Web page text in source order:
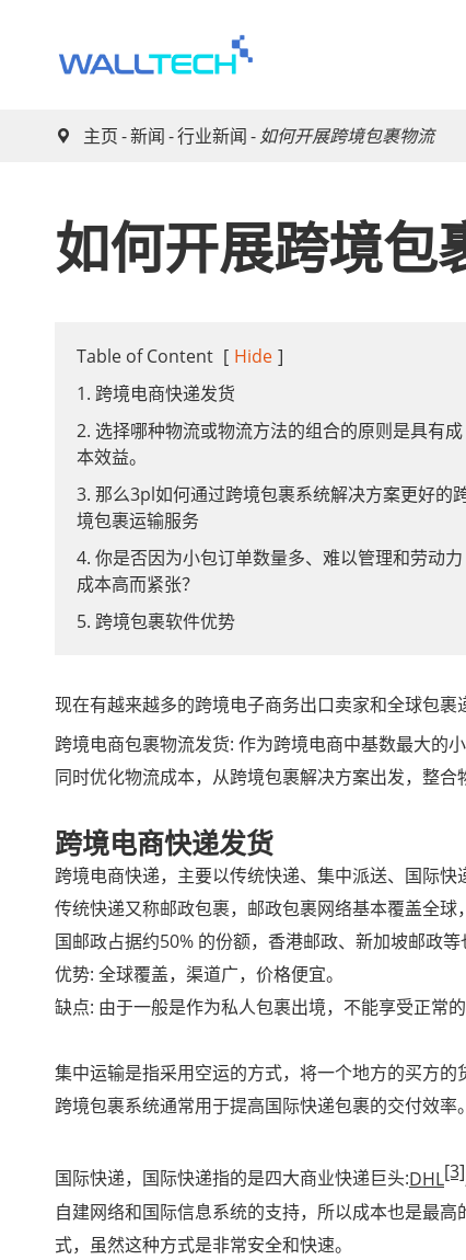
 主页 新闻 行业新闻 如何开展跨境包裹物流
如何开展跨境包
Table of Content [ Hide ]
1. 跨境电商快递发货
2. 选择哪种物流或物流方法的组合的原则是具有成
本效益。
3. 那么3pl如何通过跨境包裹系统解决方案更好的
境包裹运输服务
4. 你是否因为小包订单数量多、难以管理和劳动力
成本高而紧张？
5. 跨境包裹软件优势
现在有越来越多的跨境电子商务出口卖家和全球包
跨境电商包裹物流发货: 作为跨境电商中基数最大的
同时优化物流成本，从跨境包裹解决方案出发，整合
跨境电商快递发货
跨境电商快递，主要以传统快递、集中派送、国际快
传统快递又称邮政包裹，邮政包裹网络基本覆盖全
国邮政占据约50% 的份额，香港邮政、新加坡邮政
优势: 全球覆盖，渠道广，价格便宜。
缺点: 由于一般是作为私人包裹出境，不能享受正常
集中运输是指采用空运的方式，将一个地方的买方
跨境包裹系统通常用于提高国际快递包裹的交付效率。
国际快递，国际快递指的是四大商业快递巨头:DHL[3]
自建网络和国际信息系统的支持，所以成本也是最
式，虽然这种方式是非常安全和快速。